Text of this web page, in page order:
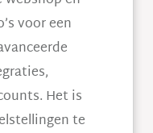
voor een
Het is
te